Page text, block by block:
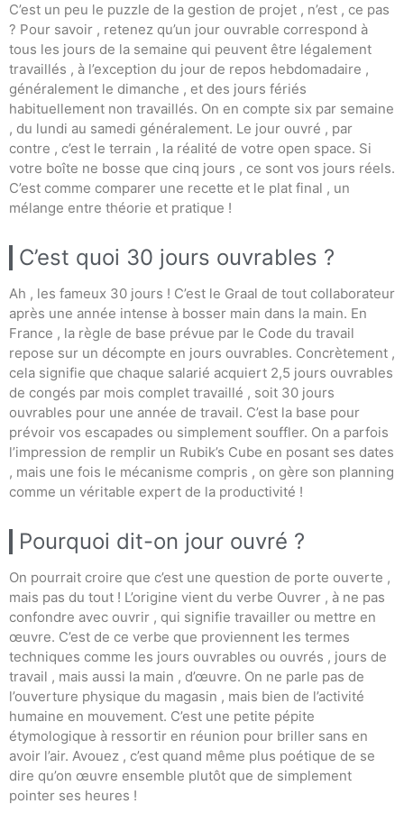
C’est un peu le puzzle de la gestion de projet , n’est , ce pas
? Pour savoir , retenez qu’un jour ouvrable correspond à
tous les jours de la semaine qui peuvent être légalement
travaillés , à l’exception du jour de repos hebdomadaire ,
généralement le dimanche , et des jours fériés
habituellement non travaillés. On en compte six par semaine
, du lundi au samedi généralement. Le jour ouvré , par
contre , c’est le terrain , la réalité de votre open space. Si
votre boîte ne bosse que cinq jours , ce sont vos jours réels.
C’est comme comparer une recette et le plat final , un
mélange entre théorie et pratique !
C’est quoi 30 jours ouvrables ?
Ah , les fameux 30 jours ! C’est le Graal de tout collaborateur
après une année intense à bosser main dans la main. En
France , la règle de base prévue par le Code du travail
repose sur un décompte en jours ouvrables. Concrètement ,
cela signifie que chaque salarié acquiert 2,5 jours ouvrables
de congés par mois complet travaillé , soit 30 jours
ouvrables pour une année de travail. C’est la base pour
prévoir vos escapades ou simplement souffler. On a parfois
l’impression de remplir un Rubik’s Cube en posant ses dates
, mais une fois le mécanisme compris , on gère son planning
comme un véritable expert de la productivité !
Pourquoi dit-on jour ouvré ?
On pourrait croire que c’est une question de porte ouverte ,
mais pas du tout ! L’origine vient du verbe Ouvrer , à ne pas
confondre avec ouvrir , qui signifie travailler ou mettre en
œuvre. C’est de ce verbe que proviennent les termes
techniques comme les jours ouvrables ou ouvrés , jours de
travail , mais aussi la main , d’œuvre. On ne parle pas de
l’ouverture physique du magasin , mais bien de l’activité
humaine en mouvement. C’est une petite pépite
étymologique à ressortir en réunion pour briller sans en
avoir l’air. Avouez , c’est quand même plus poétique de se
dire qu’on œuvre ensemble plutôt que de simplement
pointer ses heures !